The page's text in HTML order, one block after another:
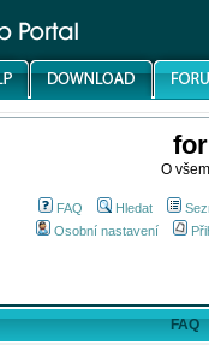
O
FAQ Hledat
Osobní nastavení
FAQ